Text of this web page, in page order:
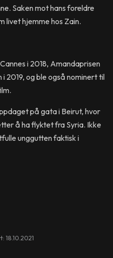
Saken mot hans foreldre
livet hjemme hos Zain.
i 2018, Amandaprisen
2019, og ble også nominert til
på gata i Beirut, hvor
å ha flyktet fra Syria. Ikke
unggutten faktisk i
18.10.2021